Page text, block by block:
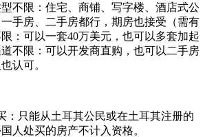
不限：住宅、商铺、写字楼、酒店式公
手房、二手房都行，期房也接受（需有
：可以一套40万美元，也可以多套加起
不限：可以开发商直购，也可以二手房
认可。
：只能从土耳其公民或在土耳其注册的
人处买的房产不计入资格。